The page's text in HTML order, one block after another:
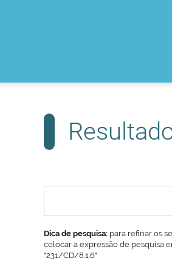
Dica de pesquisa: para refinar os
colocar a expressão de pesquisa
"231/CD/8.1.6"